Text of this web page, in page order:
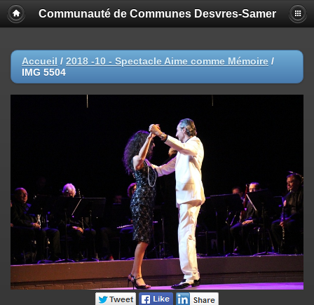
Communauté de Communes Desvres-Samer
Accueil / 2018 -10 - Spectacle Aime comme Mémoire /
IMG 5504